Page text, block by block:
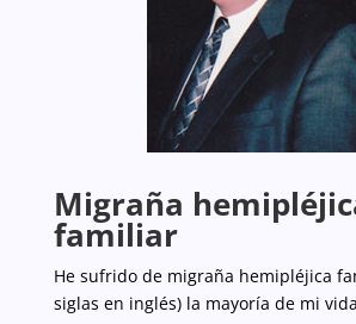
Migraña
familiar
He sufrido de migraña hemipléjica
siglas en inglés) la mayoría de mi